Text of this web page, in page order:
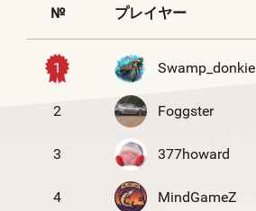
№ プレイヤー
1 Swamp_donkie
2 Foggster
3 377howard
4 MindGameZ